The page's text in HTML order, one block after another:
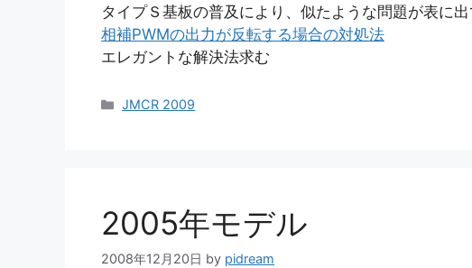
タイプＳ基板の普及により、似たような問題が表に出
相補PWMの出力が反転する場合の対処法
エレガントな解決法求む
カ
JMCR 2009
2005年モデル
2008年12月20日 by pidream